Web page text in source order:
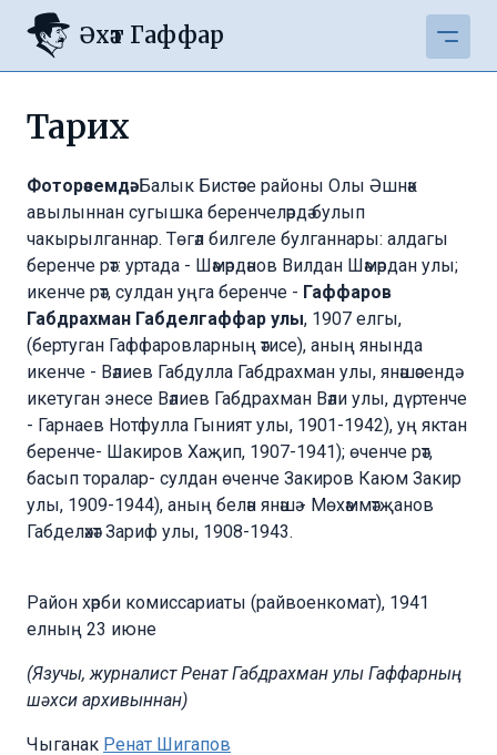
Әхәт Гаффар
Тарих
Фоторәсемдә:Балык Бистәсе районы Олы Әшнәк
авылыннан сугышка беренчеләрдә булып
чакырылганнар. Төгәл билгеле булганнары: алдагы
беренче рәт: уртада - Шәмәрдәнов Вилдан Шәмәрдан улы;
икенче рәт, сулдан уңга беренче - Гаффаров
Габдрахман Габделгаффар улы, 1907 елгы,
(бертуган Гаффаровларның әтисе), аның янында
икенче - Вәлиев Габдулла Габдрахман улы, янәшәсендә
икетуган энесе Вәлиев Габдрахман Вәли улы, дүртенче
- Гарнаев Нотфулла Гыният улы, 1901-1942), уң яктан
беренче- Шакиров Хаҗип, 1907-1941); өченче рәт,
басып торалар- сулдан өченче Закиров Каюм Закир
улы, 1909-1944), аның белән янәшә - Мөхәммәтҗанов
Габделәхәт Зариф улы, 1908-1943.
Район хәрби комиссариаты (райвоенкомат), 1941
елның 23 июне
(Язучы, журналист Ренат Габдрахман улы Гаффарның
шәхси архивыннан)
Чыганак Ренат Шигапов